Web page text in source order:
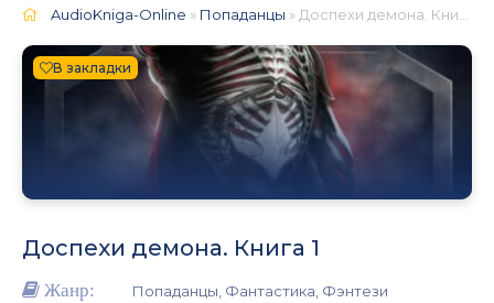
AudioKniga-Online » Попаданцы » Доспехи демона. Книга 1
В закладки
Доспехи демона. Книга 1
Жанр: Попаданцы, Фантастика, Фэнтези